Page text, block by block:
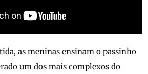
as meninas ensinam o passinho
um dos mais complexos do